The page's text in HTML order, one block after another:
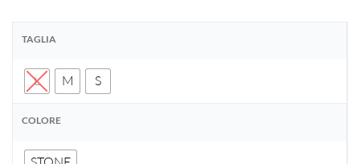
TAGLIA
L M S
COLORE